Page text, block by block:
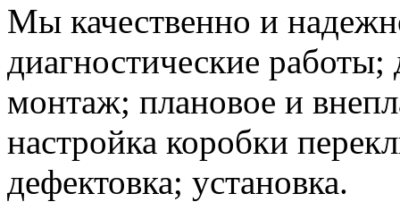
Мы качественно и
диагностические
монтаж; плановое и
настройка коробки
дефектовка; установка.